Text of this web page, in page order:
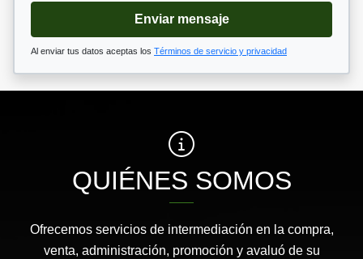
Enviar mensaje
Al enviar tus datos aceptas los Términos de servicio y privacidad
QUIÉNES SOMOS
Ofrecemos servicios de intermediación en la compra,
venta, administración, promoción y avaluó de su